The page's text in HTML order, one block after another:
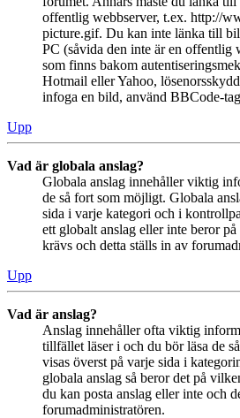
offentlig webbserver, t.ex. http://
picture.gif. Du kan inte länka till
PC (såvida den inte är en offentlig
som finns bakom
Hotmail eller Yahoo,
infoga en bild, använd BBCode-
Upp
Vad är globala anslag?
Globala anslag innehåller viktig
de så fort som möjligt. Globala
sida i varje kategori och i
ett globalt anslag eller inte beror
krävs och detta ställs in av
Upp
Vad är anslag?
Anslag innehåller ofta viktig
tillfället läser i och du bör läsa de
visas överst på varje sida i
globala anslag så beror det på
du kan posta anslag eller inte och
forumadministratören.